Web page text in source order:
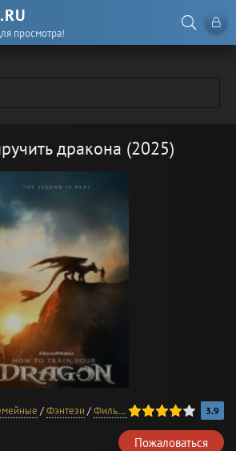
просмотра!
дракона (2025)
/Фэнтези /Фильмы 2025 года /В
1 2 3 4 5 3.9
Пожаловаться